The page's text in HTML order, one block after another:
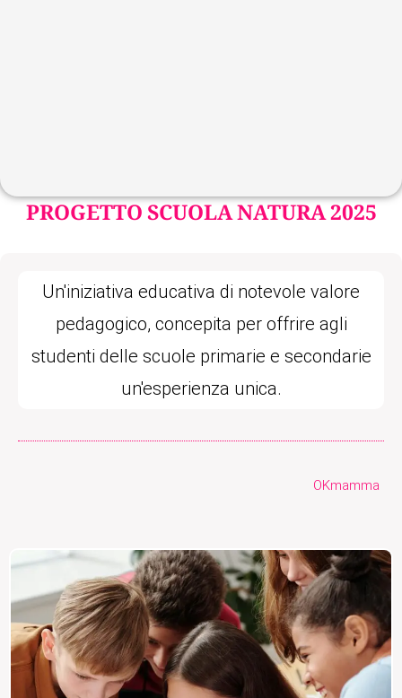
PROGETTO SCUOLA NATURA 2025
Un'iniziativa educativa di notevole valore
pedagogico, concepita per offrire agli
studenti delle scuole primarie e secondarie
un'esperienza unica.
OKmamma